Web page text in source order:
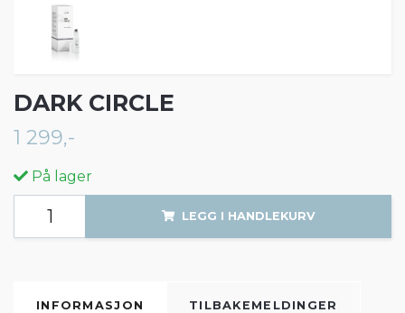
DARK CIRCLE
1 299,-
På lager
LEGG I HANDLEKURV
INFORMASJON TILBAKEMELDINGER